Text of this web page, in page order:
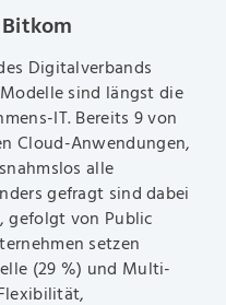
Digitalverbands
sind längst die
IT. Bereits 9 von
Cloud-Anwendungen,
alle
gefragt sind dabei
gefolgt von Public
setzen
(29 %) und Multi-